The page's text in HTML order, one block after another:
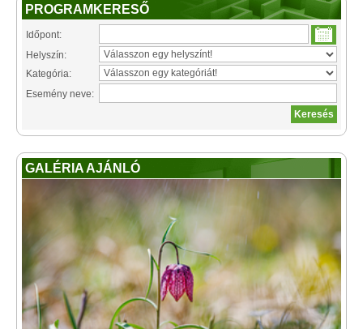
PROGRAMKERESŐ
Időpont:
Helyszín:
Kategória:
Esemény neve:
GALÉRIA AJÁNLÓ